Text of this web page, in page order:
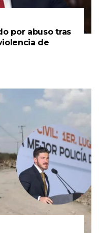
por abuso tras
de